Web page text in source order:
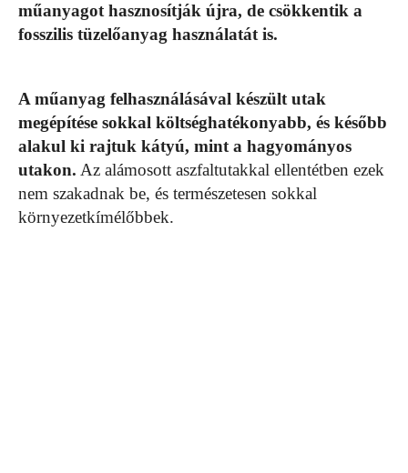
műanyagot hasznosítják újra, de csökkentik a
fosszilis tüzelőanyag használatát is.
A műanyag felhasználásával készült utak
megépítése sokkal költséghatékonyabb, és később
alakul ki rajtuk kátyú, mint a hagyományos
utakon. Az alámosott aszfaltutakkal ellentétben ezek
nem szakadnak be, és természetesen sokkal
környezetkímélőbbek.